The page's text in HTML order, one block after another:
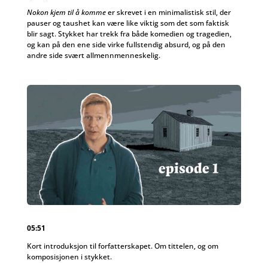
Nokon kjem til å kommeer skrevet i en minimalistisk stil, der
pauser og taushet kan være like viktig som det som faktisk
blir sagt. Stykket har trekk fra både komedien og tragedien,
og kan på den ene side virke fullstendig absurd, og på den
andre side svært allmennmenneskelig.
05:51
Kort introduksjon til forfatterskapet. Om tittelen, og om
komposisjonen i stykket.